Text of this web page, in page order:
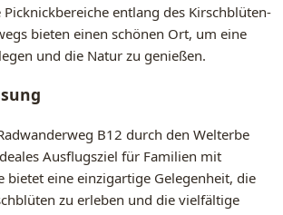
Picknickbereiche entlang des Kirschblüten-
bieten einen schönen Ort, um eine
und die Natur zu genießen.
B12 durch den Welterbe
Ausflugsziel für Familien mit
bietet eine einzigartige Gelegenheit, die
zu erleben und die vielfältige